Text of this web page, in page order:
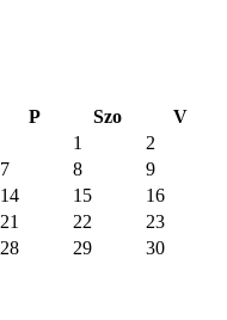
P Szo
V
1
2
7 8
9
14 15
16
21 22
23
28 29
30